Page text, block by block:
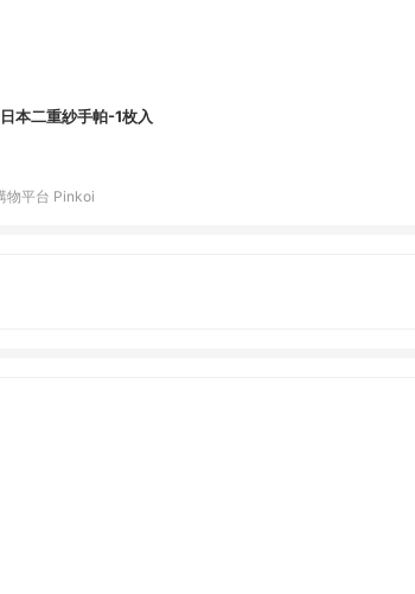
本二重紗手帕-1枚入
物平台 Pinkoi